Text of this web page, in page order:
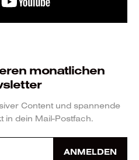
monatlichen
Content und spannende
in dein Mail-Postfach.
ANMELDEN